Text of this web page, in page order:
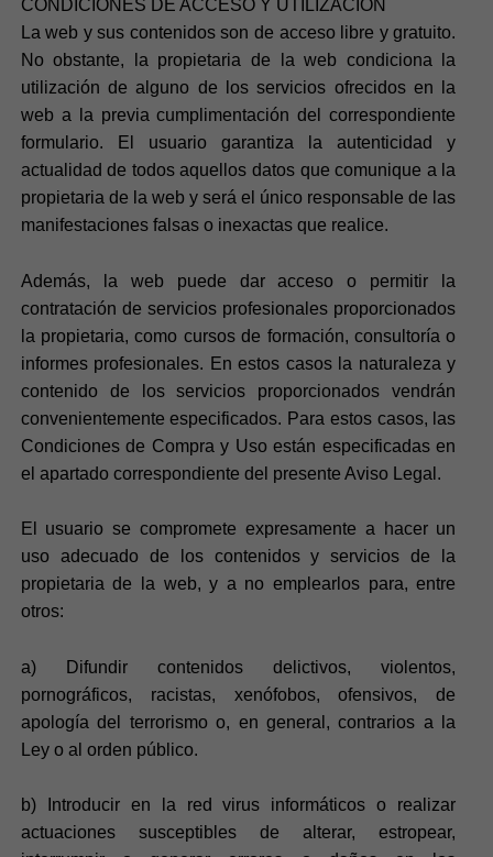
CONDICIONES DE ACCESO Y UTILIZACIÓN
La web y sus contenidos son de acceso libre y gratuito.
No obstante, la propietaria de la web condiciona la
utilización de alguno de los servicios ofrecidos en la
web a la previa cumplimentación del correspondiente
formulario. El usuario garantiza la autenticidad y
actualidad de todos aquellos datos que comunique a la
propietaria de la web y será el único responsable de las
manifestaciones falsas o inexactas que realice.
Además, la web puede dar acceso o permitir la
contratación de servicios profesionales proporcionados
la propietaria, como cursos de formación, consultoría o
informes profesionales. En estos casos la naturaleza y
contenido de los servicios proporcionados vendrán
convenientemente especificados. Para estos casos, las
Condiciones de Compra y Uso están especificadas en
el apartado correspondiente del presente Aviso Legal.
El usuario se compromete expresamente a hacer un
uso adecuado de los contenidos y servicios de la
propietaria de la web, y a no emplearlos para, entre
otros:
a) Difundir contenidos delictivos, violentos,
pornográficos, racistas, xenófobos, ofensivos, de
apología del terrorismo o, en general, contrarios a la
Ley o al orden público.
b) Introducir en la red virus informáticos o realizar
actuaciones susceptibles de alterar, estropear,